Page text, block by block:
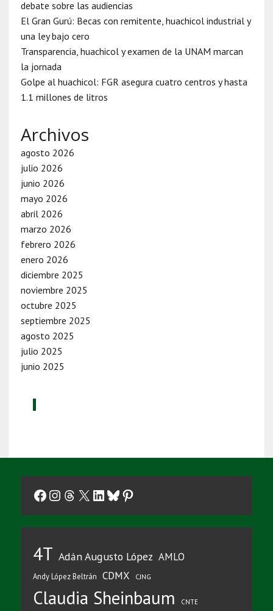
debate sobre las audiencias
El Gran Gurú: Becas con remitente, huachicol industrial y
una ley bajo cero
Transparencia, huachicol y examen de la UNAM marcan
la jornada
Golpe al huachicol: FGR asegura cuatro centros y hasta
1.1 millones de litros
Archivos
agosto 2026
julio 2026
junio 2026
mayo 2026
abril 2026
marzo 2026
febrero 2026
enero 2026
diciembre 2025
noviembre 2025
octubre 2025
septiembre 2025
agosto 2025
julio 2025
junio 2025
Facebook
Instagram
Threads
X LinkedIn
Bluesky
Pinterest
4T Adán Augusto López AMLO
Andy López Beltrán CDMX CJNG
Claudia Sheinbaum CNTE